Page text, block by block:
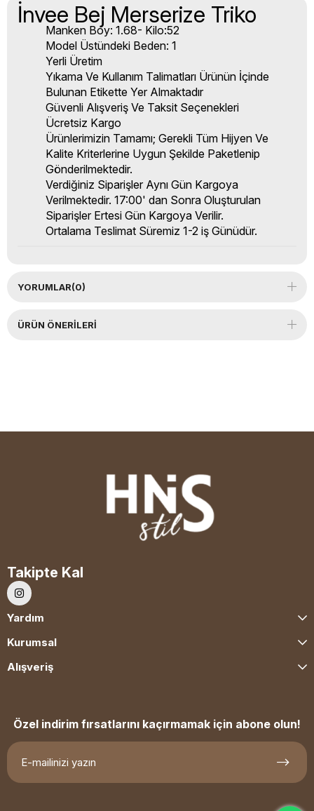
İnvee Bej Merserize Triko
Manken Boy: 1.68- Kilo:52
Model Üstündeki Beden: 1
Yerli Üretim
Yıkama Ve Kullanım Talimatları Ürünün İçinde
Bulunan Etikette Yer Almaktadır
Güvenli Alışveriş Ve Taksit Seçenekleri
Ücretsiz Kargo
Ürünlerimizin Tamamı; Gerekli Tüm Hijyen Ve
Kalite Kriterlerine Uygun Şekilde Paketlenip
Gönderilmektedir.
Verdiğiniz Siparişler Aynı Gün Kargoya
Verilmektedir. 17:00' dan Sonra Oluşturulan
Siparişler Ertesi Gün Kargoya Verilir.
Ortalama Teslimat Süremiz 1-2 iş Günüdür.
YORUMLAR(0)
ÜRÜN ÖNERILERI
Takipte Kal
Yardım
Kurumsal
Alışveriş
Özel indirim fırsatlarını kaçırmamak için abone olun!